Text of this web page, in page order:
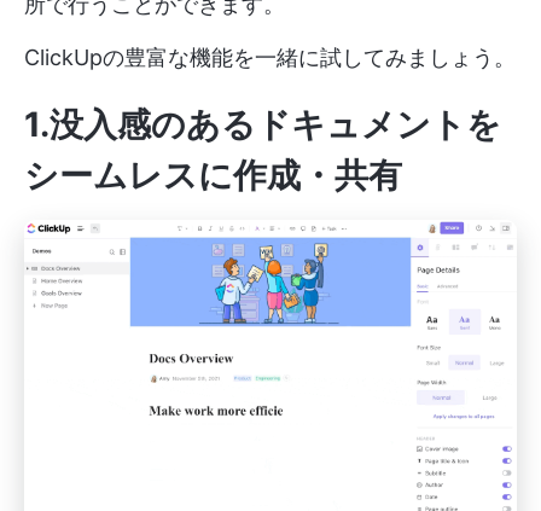
ClickUpの豊富な機能を一緒に試してみましょう。
1.没入感のあるドキュメントを
シームレスに作成・共有